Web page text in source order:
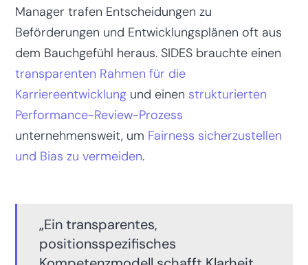
Manager trafen Entscheidungen zu
Beförderungen und Entwicklungsplänen oft aus
dem Bauchgefühl heraus. SIDES brauchte einen
transparenten Rahmen für die
Karriereentwicklungund einen strukturierten
Performance-Review-Prozess
unternehmensweit, um Fairness sicherzustellen
und Bias zu vermeiden.
„Ein transparentes,
positionsspezifisches